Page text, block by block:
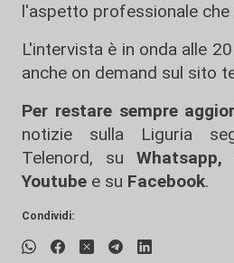
l'aspetto professionale che
L'intervista è in onda alle
anche on demand sul sito
Per restare sempre
notizie sulla Liguria
Telenord, su
Whatsapp,
Youtube e su Facebook.
Condividi: